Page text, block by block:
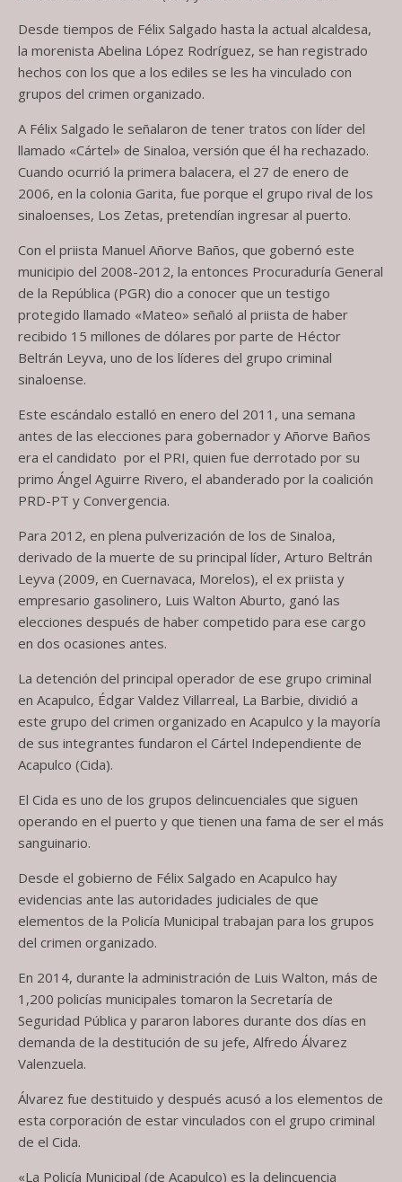
Desde tiempos de Félix Salgado hasta la actual alcaldesa,
la morenista Abelina López Rodríguez, se han registrado
hechos con los que a los ediles se les ha vinculado con
grupos del crimen organizado.
A Félix Salgado le señalaron de tener tratos con líder del
llamado «Cártel» de Sinaloa, versión que él ha rechazado.
Cuando ocurrió la primera balacera, el 27 de enero de
2006, en la colonia Garita, fue porque el grupo rival de los
sinaloenses, Los Zetas, pretendían ingresar al puerto.
Con el priista Manuel Añorve Baños, que gobernó este
municipio del 2008-2012, la entonces Procuraduría General
de la República (PGR) dio a conocer que un testigo
protegido llamado «Mateo» señaló al priista de haber
recibido 15 millones de dólares por parte de Héctor
Beltrán Leyva, uno de los líderes del grupo criminal
sinaloense.
Este escándalo estalló en enero del 2011, una semana
antes de las elecciones para gobernador y Añorve Baños
era el candidato por el PRI, quien fue derrotado por su
primo Ángel Aguirre Rivero, el abanderado por la coalición
PRD-PT y Convergencia.
Para 2012, en plena pulverización de los de Sinaloa,
derivado de la muerte de su principal líder, Arturo Beltrán
Leyva (2009, en Cuernavaca, Morelos), el ex priista y
empresario gasolinero, Luis Walton Aburto, ganó las
elecciones después de haber competido para ese cargo
en dos ocasiones antes.
La detención del principal operador de ese grupo criminal
en Acapulco, Édgar Valdez Villarreal, La Barbie, dividió a
este grupo del crimen organizado en Acapulco y la mayoría
de sus integrantes fundaron el Cártel Independiente de
Acapulco (Cida).
El Cida es uno de los grupos delincuenciales que siguen
operando en el puerto y que tienen una fama de ser el más
sanguinario.
Desde el gobierno de Félix Salgado en Acapulco hay
evidencias ante las autoridades judiciales de que
elementos de la Policía Municipal trabajan para los grupos
del crimen organizado.
En 2014, durante la administración de Luis Walton, más de
1,200 policías municipales tomaron la Secretaría de
Seguridad Pública y pararon labores durante dos días en
demanda de la destitución de su jefe, Alfredo Álvarez
Valenzuela.
Álvarez fue destituido y después acusó a los elementos de
esta corporación de estar vinculados con el grupo criminal
de el Cida.
«La Policía Municipal (de Acapulco) es la delincuencia